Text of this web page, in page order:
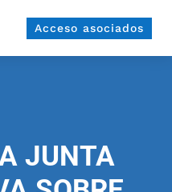
Acceso asociados
JUNTA